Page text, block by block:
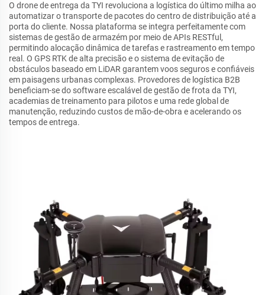
O drone de entrega da TYI revoluciona a logística do último milha ao
automatizar o transporte de pacotes do centro de distribuição até a
porta do cliente. Nossa plataforma se integra perfeitamente com
sistemas de gestão de armazém por meio de APIs RESTful,
permitindo alocação dinâmica de tarefas e rastreamento em tempo
real. O GPS RTK de alta precisão e o sistema de evitação de
obstáculos baseado em LiDAR garantem voos seguros e confiáveis
em paisagens urbanas complexas. Provedores de logística B2B
beneficiam-se do software escalável de gestão de frota da TYI,
academias de treinamento para pilotos e uma rede global de
manutenção, reduzindo custos de mão-de-obra e acelerando os
tempos de entrega.